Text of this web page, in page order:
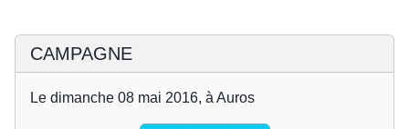
CAMPAGNE
Le dimanche 08 mai 2016, à Auros